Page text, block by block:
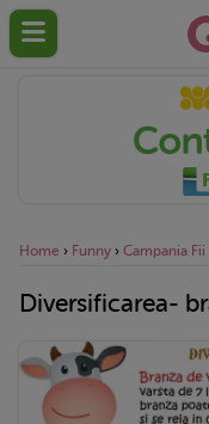
Home › Funny › Campania
Diversificarea-